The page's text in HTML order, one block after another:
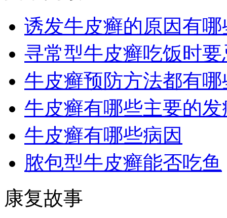
诱发牛皮癣的原因有哪
寻常型牛皮癣吃饭时
牛皮癣预防方法都有哪
牛皮癣有哪些主要的
牛皮癣有哪些病因
脓包型牛皮癣能否吃鱼
康复故事